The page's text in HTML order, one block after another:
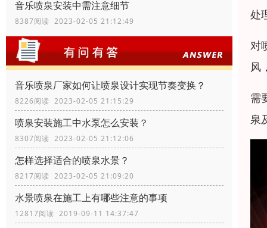
音乐喷泉安装中需注意细节
8387阅读 2023-02-05 21:12:49
音乐喷泉厂家如何让喷泉设计实现节奏变换？
8226阅读 2023-02-05 21:15:29
喷泉安装施工中水泵怎么安装？
8307阅读 2023-02-05 21:12:06
怎样选择适合的喷泉水景？
8217阅读 2023-02-05 21:09:20
水景喷泉在施工上有哪些注意的事项
12817阅读 2019-09-11 14:37:47
处
对
风
需
泉